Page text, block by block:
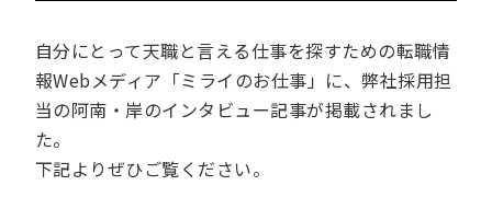
自分にとって天職と言える仕事を探すための転職情
報Webメディア「ミライのお仕事」に、弊社採用担
当の阿南・岸のインタビュー記事が掲載されまし
た。
下記よりぜひご覧ください。